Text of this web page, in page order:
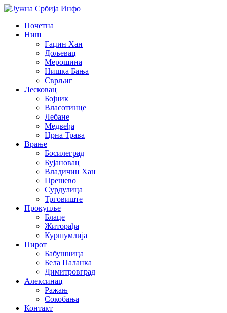
Почетна
Ниш
Гаџин Хан
Дољевац
Мерошина
Нишка Бања
Сврљиг
Лесковац
Бојник
Власотинце
Лебане
Медвеђа
Црна Трава
Врање
Босилеград
Бујановац
Владичин Хан
Прешево
Сурдулица
Трговиште
Прокупље
Блаце
Житорађа
Куршумлија
Пирот
Бабушница
Бела Паланка
Димитровград
Алексинац
Ражањ
Сокобања
Контакт